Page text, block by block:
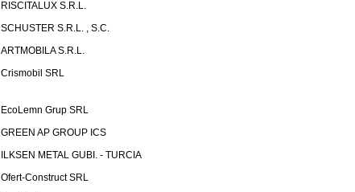
RISCITALUX S.R.L.
SCHUSTER S.R.L. , S.C.
ARTMOBILA S.R.L.
Crismobil SRL
EcoLemn Grup SRL
GREEN AP GROUP ICS
ILKSEN METAL GUBI. - TURCIA
Ofert-Construct SRL